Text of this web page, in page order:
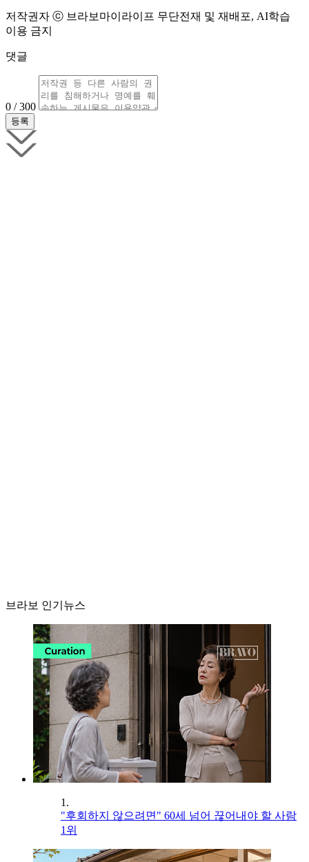
저작권자 ⓒ 브라보마이라이프 무단전재 및 재배포, AI학습
이용 금지
댓글
0 / 300
브라보 인기뉴스
1.
"후회하지 않으려면" 60세 넘어 끊어내야 할 사람
1위